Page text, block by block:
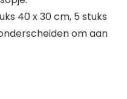
40 x 30 cm, 5 stuks
om aan